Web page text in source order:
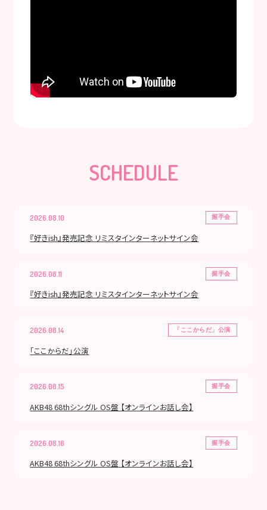
SCHEDULE
2026.08.10 握手会
『好きish』発売記念 リミスタインターネットサイン会
2026.08.11 握手会
『好きish』発売記念 リミスタインターネットサイン会
2026.08.14 「ここからだ」公演
「ここからだ」公演
2026.08.15 握手会
AKB48 68thシングル OS盤 【オンラインお話し会】
2026.08.16 握手会
AKB48 68thシングル OS盤 【オンラインお話し会】